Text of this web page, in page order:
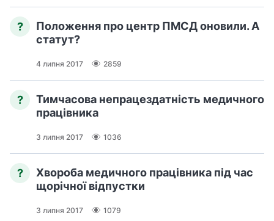
?
Положення про центр ПМСД оновили. А
статут?
4 липня 2017 2859
?
Тимчасова непрацездатність медичного
працівника
3 липня 2017 1036
?
Хвороба медичного працівника під час
щорічної відпустки
3 липня 2017 1079
б